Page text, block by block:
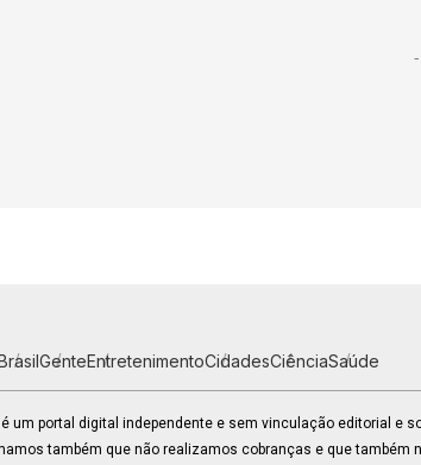
GenteEntretenimentoCidadesCiênciaSaúde
é um portal digital independente e sem vinculação editorial e
também que não realizamos cobranças e que